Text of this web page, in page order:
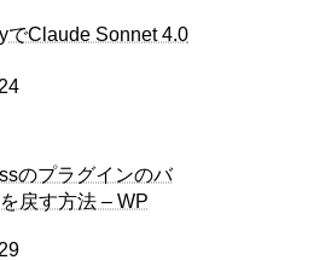
でClaude Sonnet 4.0
のプラグインのバ
戻す方法 – WP